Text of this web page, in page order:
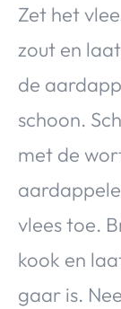
Zet het
zout en
de
schoon.
met de
vlees toe.
kook en
gaar is.